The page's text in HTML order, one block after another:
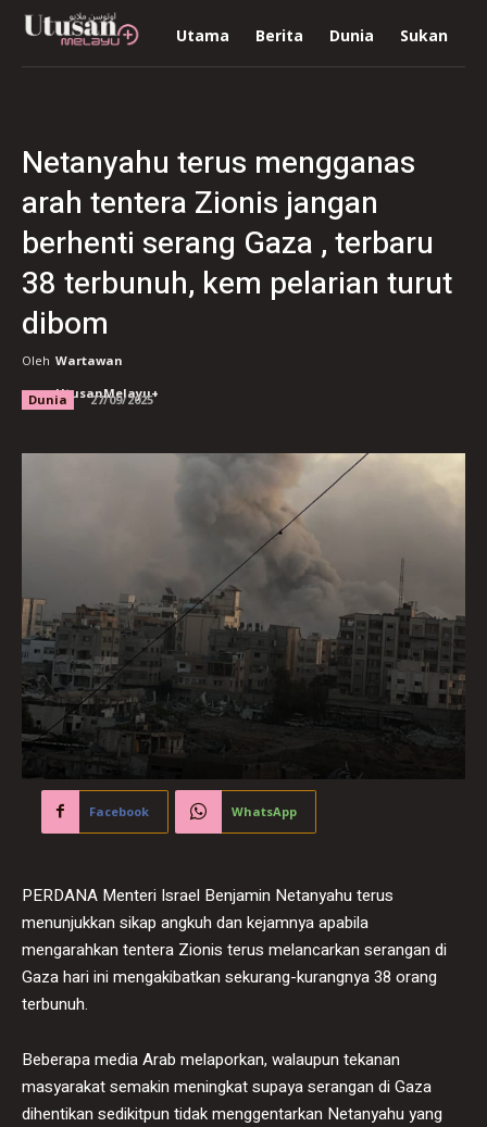
Utama Berita Dunia Sukan
Netanyahu terus mengganas
arah tentera Zionis jangan
berhenti serang Gaza , terbaru
38 terbunuh, kem pelarian turut
dibom
Oleh Wartawan
UtusanMelayu+
Dunia 27/09/2025
Facebook WhatsApp
PERDANA Menteri Israel Benjamin Netanyahu terus
menunjukkan sikap angkuh dan kejamnya apabila
mengarahkan tentera Zionis terus melancarkan serangan di
Gaza hari ini mengakibatkan sekurang-kurangnya 38 orang
terbunuh.
Beberapa media Arab melaporkan, walaupun tekanan
masyarakat semakin meningkat supaya serangan di Gaza
dihentikan sedikitpun tidak menggentarkan Netanyahu yang